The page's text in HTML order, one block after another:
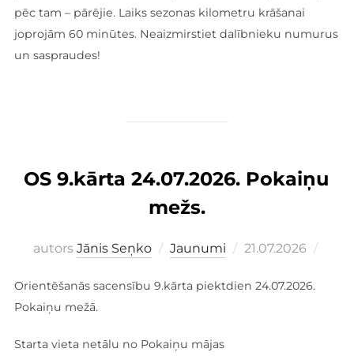
pēc tam – pārējie. Laiks sezonas kilometru krāšanai
joprojām 60 minūtes. Neaizmirstiet dalībnieku numurus
un saspraudes!
OS 9.kārta 24.07.2026. Pokaiņu
mežs.
autors Jānis Seņko Jaunumi Publicēts
21.07.2026
Orientēšanās sacensību 9.kārta piektdien 24.07.2026.
Pokaiņu mežā.
Starta vieta netālu no Pokaiņu mājas